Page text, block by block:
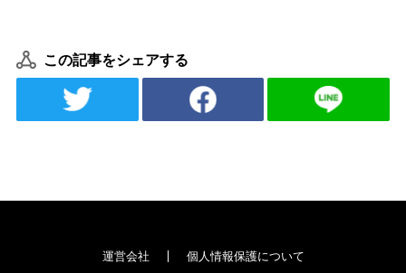
この記事をシェアする
運営会社 個人情報保護について